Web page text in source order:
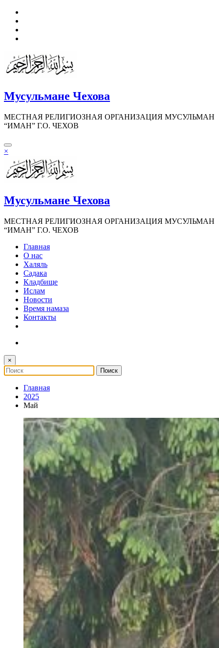
Перейти
содержимому
Мусульмане Чехова
МЕСТНАЯ РЕЛИГИОЗНАЯ ОРГАНИЗАЦИЯ МУСУЛЬМАН
“ИМАН” Г.О. ЧЕХОВ
×
Мусульмане Чехова
МЕСТНАЯ РЕЛИГИОЗНАЯ ОРГАНИЗАЦИЯ МУСУЛЬМАН
“ИМАН” Г.О. ЧЕХОВ
Главная
О нас
Халяль
Садака
Кладбище
Ислам
Новости
Время намаза
Контакты
×
Главная
2025
Май